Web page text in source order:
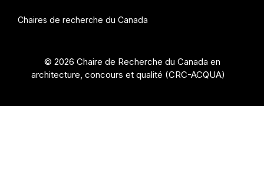
Chaires de recherche du Canada
© 2026 Chaire de Recherche du Canada en
architecture, concours et qualité (CRC-ACQUA)